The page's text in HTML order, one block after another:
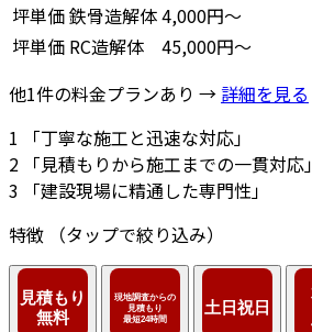
坪単価鉄骨造解体4,000円～
坪単価 RC造解体
45,000円～
他1件の料金プランあり → 詳細を見る
1
「丁寧な施工と迅速な対応」
2 「見積もりから施工までの一貫対応」
3
「建設現場に精通した専門性」
特徴
（タップで絞り込み）